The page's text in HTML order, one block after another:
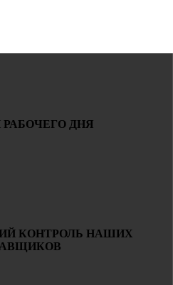
ДНЯ
КОНТРОЛЬ НАШИХ